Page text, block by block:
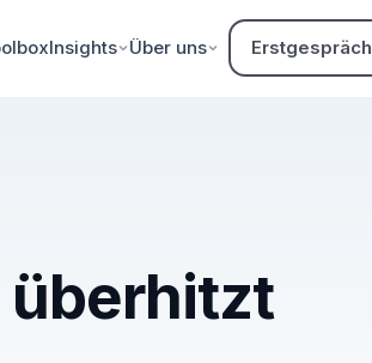
Insights Über uns Erstgespräch
überhitzt